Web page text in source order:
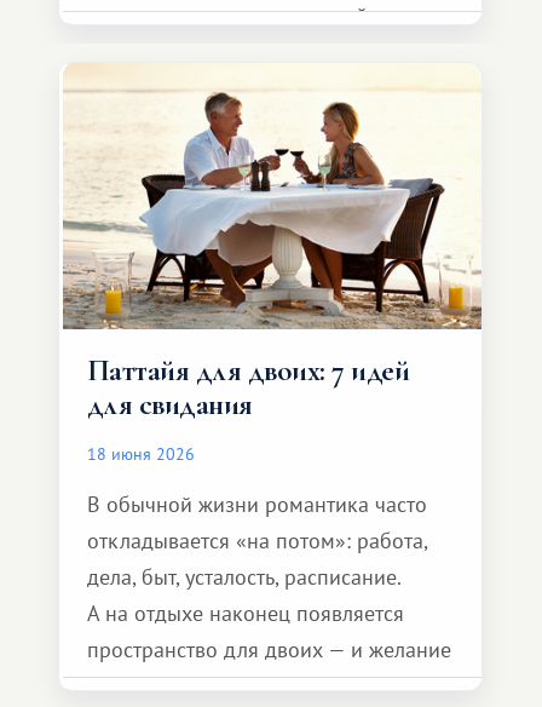
представителя транспортной
и спокойно доехать до курорта.
Паттайя для двоих: 7 идей
для свидания
18 июня 2026
В обычной жизни романтика часто
откладывается «на потом»: работа,
дела, быт, усталость, расписание.
А на отдыхе наконец появляется
пространство для двоих — и желание
сделать для близкого человека что-то